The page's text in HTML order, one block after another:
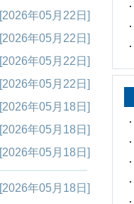
[2026年05月22日]
[2026年05月22日]
[2026年05月22日]
[2026年05月22日]
[2026年05月18日]
[2026年05月18日]
[2026年05月18日]
[2026年05月18日]